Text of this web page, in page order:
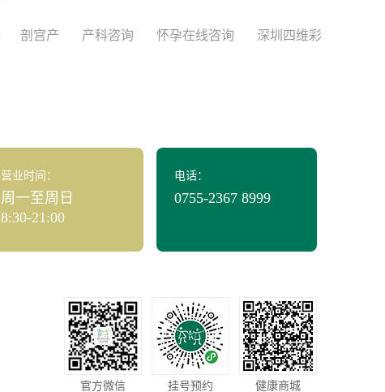
剖宫产 产科咨询 怀孕在线咨询 深圳四维彩
营业时间：
周一至周日
8:30-21:00
电话：
0755-2367 8999
官方微信 挂号预约 健康商城